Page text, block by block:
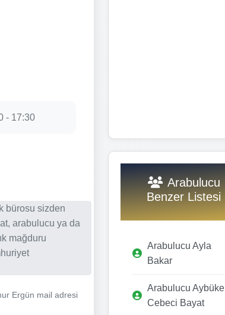
- 17:30
bürosu sizden
arabulucu ya da
mağduru
Ergün mail adresi
Arabulucu
Benzer Listesi
Arabulucu Ayla
Bakar
Arabulucu Aybüke
Cebeci Bayat